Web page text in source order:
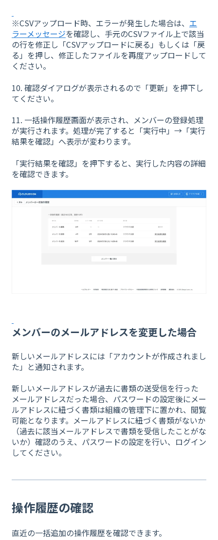
※CSVアップロード時、エラーが発生した場合は、 エ
ラーメッセージを確認し、手元のCSVファイル上で該当
の行を修正し「CSVアップロードに戻る」もしくは「戻
る」を押し、修正したファイルを再度アップロードして
ください。
10. 確認ダイアログが表示されるので「更新」を押下し
てください。
11. 一括操作履歴画面が表示され、メンバーの登録処理
が実行されます。処理が完了すると「実行中」→「実行
結果を確認」へ表示が変わります。
「実行結果を確認」を押下すると、実行した内容の詳細
を確認できます。
メンバーのメールアドレスを変更した場合
新しいメールアドレスには「アカウントが作成されまし
た」と通知されます。
新しいメールアドレスが過去に書類の送受信を行った
メールアドレスだった場合、パスワードの設定後にメー
ルアドレスに紐づく書類は組織の管理下に置かれ、閲覧
可能となります。メールアドレスに紐づく書類がないか
（過去に該当メールアドレスで書類を受信したことがな
いか）確認のうえ、パスワードの設定を行い、ログイン
してください。
操作履歴の確認
直近の一括追加の操作履歴を確認できます。